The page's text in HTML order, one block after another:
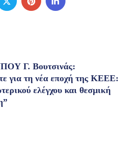
Γ. Βουτσινάς:
για τη νέα εποχή της ΚΕΕΕ:
ελέγχου και θεσμική